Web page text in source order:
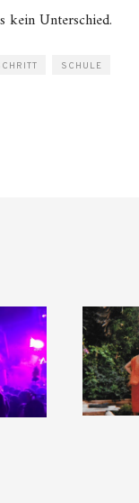
kein Unterschied.
SCHULE